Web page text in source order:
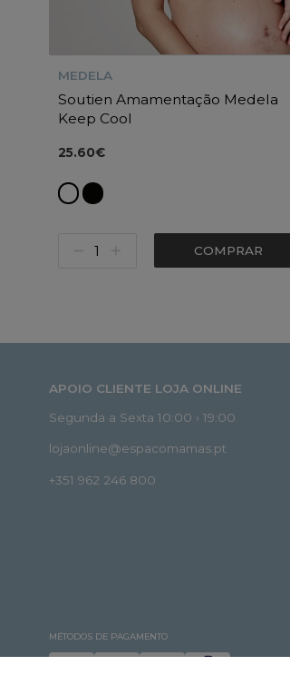
MEDELA
Soutien Amamentação Medela
Keep Cool
25.60€
COMPRAR
APOIO CLIENTE LOJA ONLINE
Segunda a Sexta 10:00 › 19:00
lojaonline@espacomamas.pt
+351 962 246 800
MÉTODOS DE PAGAMENTO